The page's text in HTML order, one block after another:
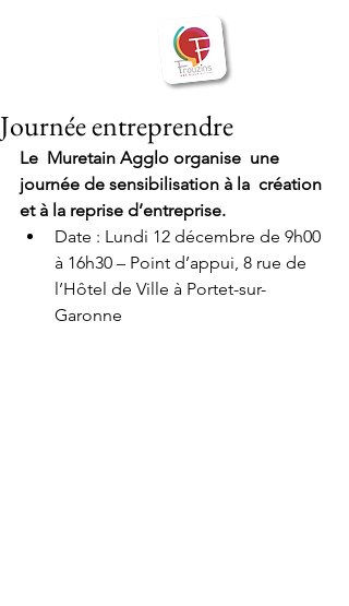
Journée entreprendre
Le  Muretain Agglo organise  une
journée de sensibilisation à la  création
et à la reprise d’entreprise.
Date : Lundi 12 décembre de 9h00
à 16h30 – Point d’appui, 8 rue de
l’Hôtel de Ville à Portet-sur-
Garonne